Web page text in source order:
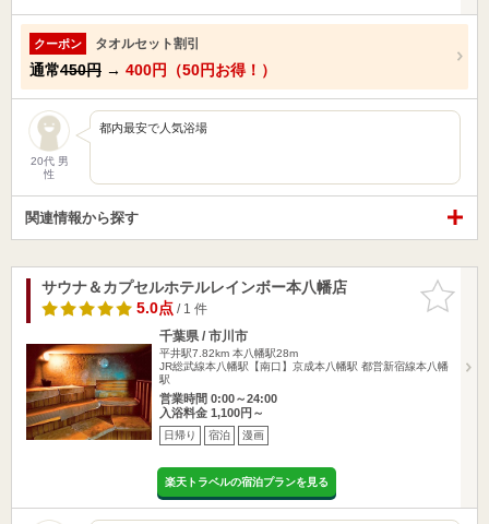
クーポン タオルセット割引
通常450円 → 400円（50円お得！）
20代 男
性
都内最安で人気浴場
関連情報から探す
お気に入
りに追加
サウナ＆カプセルホテルレインボー本八幡店
5.0点/ 1 件
千葉県 / 市川市
平井駅7.82km 本八幡駅28m
JR総武線本八幡駅【南口】京成本八幡駅 都営新宿線本八幡
駅
営業時間 0:00～24:00
入浴料金 1,100円～
日帰り 宿泊 漫画
楽天トラベルの宿泊プランを見る